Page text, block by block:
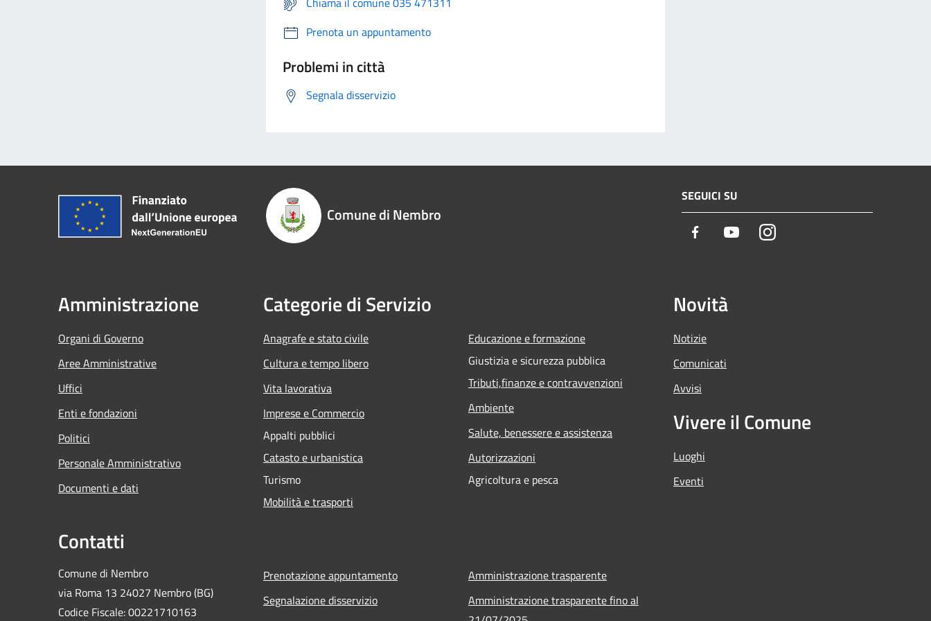
Prenota un appuntamento
Problemi in città
Segnala disservizio
Comune di Nembro
SEGUICI SU
Facebook YoutubeInstagram
Amministrazione
Organi di Governo
Aree Amministrative
Uffici
Enti e fondazioni
Politici
Personale Amministrativo
Documenti e dati
Categorie di Servizio
Anagrafe e stato civile
Cultura e tempo libero
Vita lavorativa
Imprese e Commercio
Appalti pubblici
Catasto e urbanistica
Turismo
Mobilità e trasporti
Educazione e formazione
Giustizia e sicurezza pubblica
Tributi,finanze e contravvenzioni
Ambiente
Salute, benessere e assistenza
Autorizzazioni
Agricoltura e pesca
Novità
Notizie
Comunicati
Avvisi
Vivere il Comune
Luoghi
Eventi
Contatti
Comune di Nembro
via Roma 13 24027 Nembro (BG)
Codice Fiscale: 00221710163
Prenotazione appuntamento
Segnalazione disservizio
Amministrazione trasparente
Amministrazione trasparente fino al